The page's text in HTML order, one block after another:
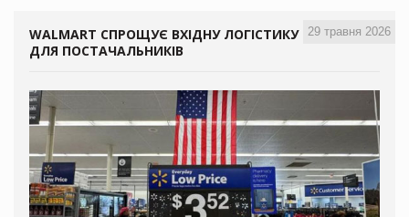
29 травня 2026
WALMART СПРОЩУЄ ВХІДНУ ЛОГІСТИКУ
ДЛЯ ПОСТАЧАЛЬНИКІВ